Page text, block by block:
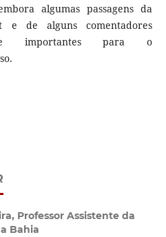
algumas passagens da
de alguns comentadores
importantes para o
Professor Assistente da
Bahia